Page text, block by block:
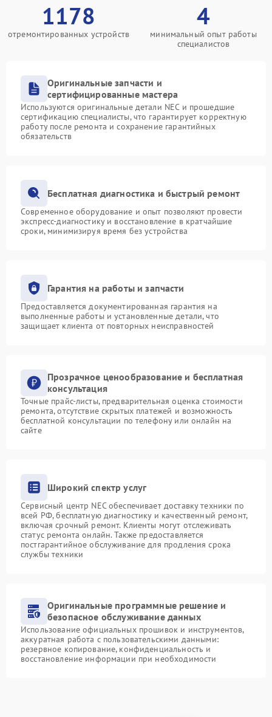
1178
отремонтированных устройств
4
минимальный опыт работы
специалистов
Оригинальные запчасти и
сертифицированные мастера
Используются оригинальные детали NEC и прошедшие
сертификацию специалисты, что гарантирует корректную
работу после ремонта и сохранение гарантийных
обязательств
Бесплатная диагностика и быстрый ремонт
Современное оборудование и опыт позволяют провести
экспресс-диагностику и восстановление в кратчайшие
сроки, минимизируя время без устройства
Гарантия на работы и запчасти
Предоставляется документированная гарантия на
выполненные работы и установленные детали, что
защищает клиента от повторных неисправностей
Прозрачное ценообразование и бесплатная
консультация
Точные прайс-листы, предварительная оценка стоимости
ремонта, отсутствие скрытых платежей и возможность
бесплатной консультации по телефону или онлайн на
сайте
Широкий спектр услуг
Сервисный центр NEC обеспечивает доставку техники по
всей РФ, бесплатную диагностику и качественный ремонт,
включая срочный ремонт. Клиенты могут отслеживать
статус ремонта онлайн. Также предоставляется
постгарантийное обслуживание для продления срока
службы техники
Оригинальные программные решение и
безопасное обслуживание данных
Использование официальных прошивок и инструментов,
аккуратная работа с пользовательскими данными:
резервное копирование, конфиденциальность и
восстановление информации при необходимости